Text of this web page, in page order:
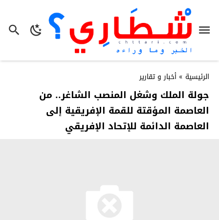
الرئيسية » أخبار و تقارير
جولة الملك وشغل المنصب الشاغر.. من
العاصمة المؤقتة للقمة الإفريقية إلى
العاصمة الدائمة للإتحاد الإفريقي